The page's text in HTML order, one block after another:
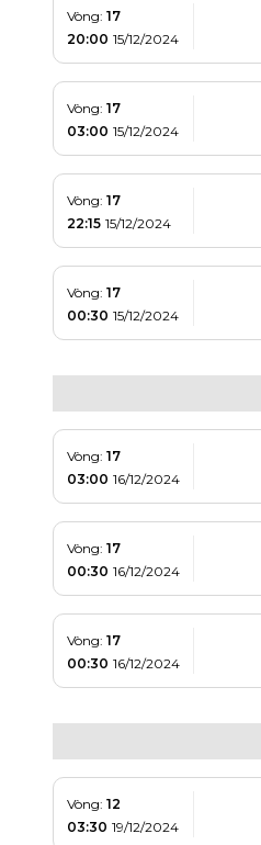
Vòng: 17
20:00 15/12/2024
Vòng: 17
03:00 15/12/2024
Vòng: 17
22:15 15/12/2024
Vòng: 17
00:30 15/12/2024
Vòng: 17
03:00 16/12/2024
Vòng: 17
00:30 16/12/2024
Vòng: 17
00:30 16/12/2024
Vòng: 12
03:30 19/12/2024